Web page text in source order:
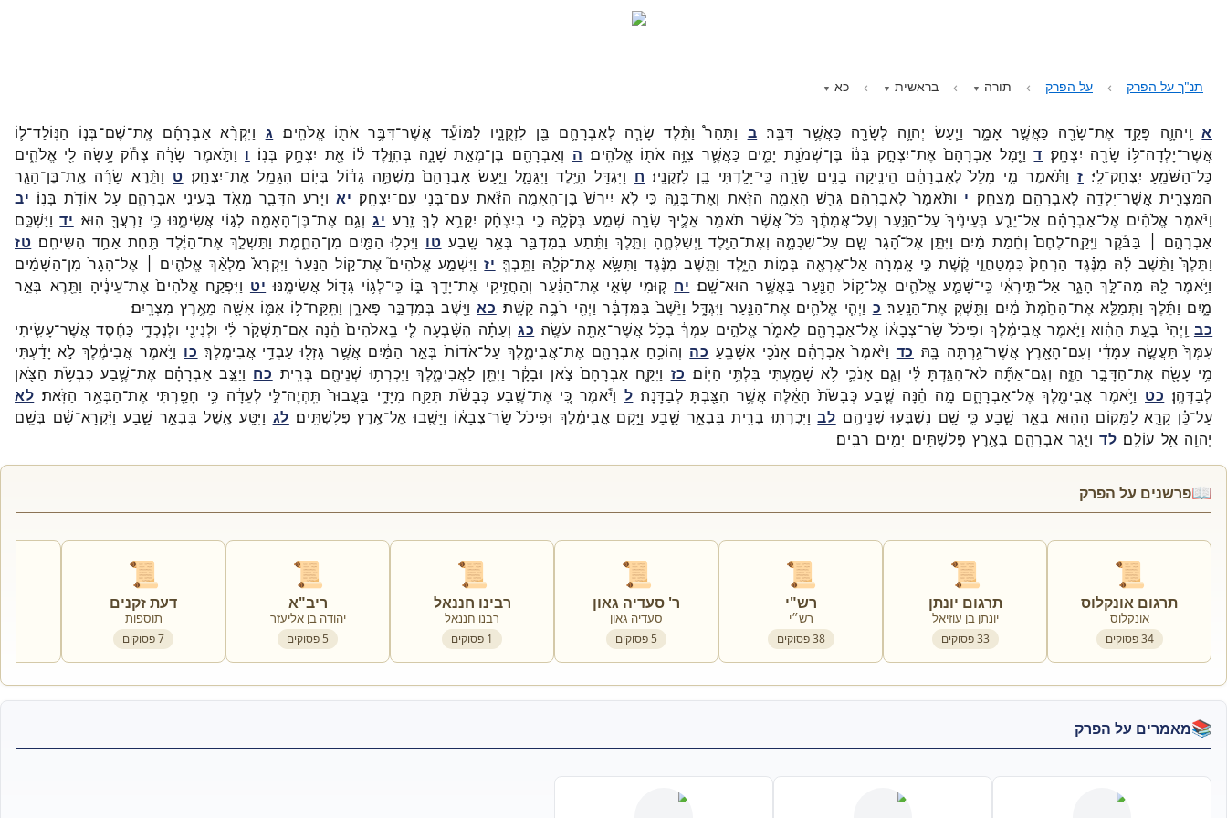
תנ"ך על הפרק על הפרק תורה בראשית כא
א וַֽיהוָ֛ה פָּקַ֥ד אֶת־שָׂרָ֖ה כַּאֲשֶׁ֣ר אָמָ֑ר וַיַּ֧עַשׂ יְהוָ֛ה לְשָׂרָ֖ה כַּאֲשֶׁ֥ר דִּבֵּֽר׃ ב וַתַּהַר֩ וַתֵּ֨לֶד שָׂרָ֧ה לְאַבְרָהָ֛ם בֵּ֖ן לִזְקֻנָ֑יו לַמּוֹעֵ֕ד אֲשֶׁר־דִּבֶּ֥ר אֹת֖וֹ אֱלֹהִֽים׃ ג וַיִּקְרָ֨א אַבְרָהָ֜ם אֶֽת־שֶׁם־בְּנ֧וֹ הַנּֽוֹלַד־ל֛וֹ
אֲשֶׁר־יָלְדָה־לּ֥וֹ שָׂרָ֖ה יִצְחָֽק׃ ד וַיָּ֤מָל אַבְרָהָם֙ אֶת־יִצְחָ֣ק בְּנ֔וֹ בֶּן־שְׁמֹנַ֖ת יָמִ֑ים כַּאֲשֶׁ֛ר צִוָּ֥ה אֹת֖וֹ אֱלֹהִֽים׃ ה וְאַבְרָהָ֖ם בֶּן־מְאַ֣ת שָׁנָ֑ה בְּהִוָּ֣לֶד ל֔וֹ אֵ֖ת יִצְחָ֥ק בְּנֽוֹ׃ ו וַתֹּ֣אמֶר שָׂרָ֔ה צְחֹ֕ק עָ֥שָׂה לִ֖י אֱלֹהִ֑ים
כָּל־הַשֹּׁמֵ֖עַ יִֽצְחַק־לִֽי׃ ז וַתֹּ֗אמֶר מִ֤י מִלֵּל֙ לְאַבְרָהָ֔ם הֵינִ֥יקָה בָנִ֖ים שָׂרָ֑ה כִּֽי־יָלַ֥דְתִּי בֵ֖ן לִזְקֻנָֽיו׃ ח וַיִּגְדַּ֥ל הַיֶּ֖לֶד וַיִּגָּמַ֑ל וַיַּ֤עַשׂ אַבְרָהָם֙ מִשְׁתֶּ֣ה גָד֔וֹל בְּי֖וֹם הִגָּמֵ֥ל אֶת־יִצְחָֽק׃ ט וַתֵּ֨רֶא שָׂרָ֜ה אֶֽת־בֶּן־הָגָ֧ר
הַמִּצְרִ֛ית אֲשֶׁר־יָלְדָ֥ה לְאַבְרָהָ֖ם מְצַחֵֽק׃ י וַתֹּ֙אמֶר֙ לְאַבְרָהָ֔ם גָּרֵ֛שׁ הָאָמָ֥ה הַזֹּ֖את וְאֶת־בְּנָ֑הּ כִּ֣י לֹ֤א יִירַשׁ֙ בֶּן־הָאָמָ֣ה הַזֹּ֔את עִם־בְּנִ֖י עִם־יִצְחָֽק׃ יא וַיֵּ֧רַע הַדָּבָ֛ר מְאֹ֖ד בְּעֵינֵ֣י אַבְרָהָ֑ם עַ֖ל אוֹדֹ֥ת בְּנֽוֹ׃ יב
וַיֹּ֨אמֶר אֱלֹהִ֜ים אֶל־אַבְרָהָ֗ם אַל־יֵרַ֤ע בְּעֵינֶ֙יךָ֙ עַל־הַנַּ֣עַר וְעַל־אֲמָתֶ֔ךָ כֹּל֩ אֲשֶׁ֨ר תֹּאמַ֥ר אֵלֶ֛יךָ שָׂרָ֖ה שְׁמַ֣ע בְּקֹלָ֑הּ כִּ֣י בְיִצְחָ֔ק יִקָּרֵ֥א לְךָ֖ זָֽרַע׃ יג וְגַ֥ם אֶת־בֶּן־הָאָמָ֖ה לְג֣וֹי אֲשִׂימֶ֑נּוּ כִּ֥י זַרְעֲךָ֖ הֽוּא׃ יד וַיַּשְׁכֵּ֣ם
אַבְרָהָ֣ם ׀
בַּבֹּ֡קֶר וַיִּֽקַּֽח־לֶחֶם֩ וְחֵ֨מַת מַ֜יִם וַיִּתֵּ֣ן אֶל־הָ֠גָר שָׂ֧ם עַל־שִׁכְמָ֛הּ וְאֶת־הַיֶּ֖לֶד וַֽיְשַׁלְּחֶ֑הָ וַתֵּ֣לֶךְ וַתֵּ֔תַע בְּמִדְבַּ֖ר בְּאֵ֥ר שָֽׁבַע׃ טו וַיִּכְל֥וּ הַמַּ֖יִם מִן־הַחֵ֑מֶת וַתַּשְׁלֵ֣ךְ אֶת־הַיֶּ֔לֶד תַּ֖חַת אַחַ֥ד הַשִּׂיחִֽם׃ טז
וַתֵּלֶךְ֩ וַתֵּ֨שֶׁב לָ֜הּ מִנֶּ֗גֶד הַרְחֵק֙ כִּמְטַחֲוֵ֣י קֶ֔שֶׁת כִּ֣י אָֽמְרָ֔ה אַל־אֶרְאֶ֖ה בְּמ֣וֹת הַיָּ֑לֶד וַתֵּ֣שֶׁב מִנֶּ֔גֶד וַתִּשָּׂ֥א אֶת־קֹלָ֖הּ וַתֵּֽבְךְּ׃ יז וַיִּשְׁמַ֣ע אֱלֹהִים֮ אֶת־ק֣וֹל הַנַּעַר֒ וַיִּקְרָא֩ מַלְאַ֨ךְ אֱלֹהִ֤ים ׀ אֶל־הָגָר֙ מִן־הַשָּׁמַ֔יִם
וַיֹּ֥אמֶר לָ֖הּ מַה־לָּ֣ךְ הָגָ֑ר אַל־תִּ֣ירְאִ֔י כִּֽי־שָׁמַ֧ע אֱלֹהִ֛ים אֶל־ק֥וֹל הַנַּ֖עַר בַּאֲשֶׁ֥ר הוּא־שָֽׁם׃ יח ק֚וּמִי שְׂאִ֣י אֶת־הַנַּ֔עַר וְהַחֲזִ֥יקִי אֶת־יָדֵ֖ךְ בּ֑וֹ כִּֽי־לְג֥וֹי גָּד֖וֹל אֲשִׂימֶֽנּוּ׃ יט וַיִּפְקַ֤ח אֱלֹהִים֙ אֶת־עֵינֶ֔יהָ וַתֵּ֖רֶא בְּאֵ֣ר
מָ֑יִם וַתֵּ֜לֶךְ וַתְּמַלֵּ֤א אֶת־הַחֵ֙מֶת֙ מַ֔יִם וַתַּ֖שְׁקְ אֶת־הַנָּֽעַר׃ כ וַיְהִ֧י אֱלֹהִ֛ים אֶת־הַנַּ֖עַר וַיִּגְדָּ֑ל וַיֵּ֙שֶׁב֙ בַּמִּדְבָּ֔ר וַיְהִ֖י רֹבֶ֥ה קַשָּֽׁת׃ כא וַיֵּ֖שֶׁב בְּמִדְבַּ֣ר פָּארָ֑ן וַתִּֽקַּֽח־ל֥וֹ אִמּ֛וֹ אִשָּׁ֖ה מֵאֶ֥רֶץ מִצְרָֽיִם׃
כב וַֽיְהִי֙ בָּעֵ֣ת הַהִ֔וא וַיֹּ֣אמֶר אֲבִימֶ֗לֶךְ וּפִיכֹל֙ שַׂר־צְבָא֔וֹ אֶל־אַבְרָהָ֖ם לֵאמֹ֑ר אֱלֹהִ֣ים עִמְּךָ֔ בְּכֹ֥ל אֲשֶׁר־אַתָּ֖ה עֹשֶֽׂה׃ כג וְעַתָּ֗ה הִשָּׁ֨בְעָה לִּ֤י בֵֽאלֹהִים֙ הֵ֔נָּה אִם־תִּשְׁקֹ֣ר לִ֔י וּלְנִינִ֖י וּלְנֶכְדִּ֑י כַּחֶ֜סֶד אֲשֶׁר־עָשִׂ֤יתִי
עִמְּךָ֙ תַּעֲשֶׂ֣ה עִמָּדִ֔י וְעִם־הָאָ֖רֶץ אֲשֶׁר־גַּ֥רְתָּה בָּֽהּ׃ כד וַיֹּ֙אמֶר֙ אַבְרָהָ֔ם אָנֹכִ֖י אִשָּׁבֵֽעַ׃ כה וְהוֹכִ֥חַ אַבְרָהָ֖ם אֶת־אֲבִימֶ֑לֶךְ עַל־אֹדוֹת֙ בְּאֵ֣ר הַמַּ֔יִם אֲשֶׁ֥ר גָּזְל֖וּ עַבְדֵ֥י אֲבִימֶֽלֶךְ׃ כו וַיֹּ֣אמֶר אֲבִימֶ֔לֶךְ לֹ֣א יָדַ֔עְתִּי
מִ֥י עָשָׂ֖ה אֶת־הַדָּבָ֣ר הַזֶּ֑ה וְגַם־אַתָּ֞ה לֹא־הִגַּ֣דְתָּ לִּ֗י וְגַ֧ם אָנֹכִ֛י לֹ֥א שָׁמַ֖עְתִּי בִּלְתִּ֥י הַיּֽוֹם׃ כז וַיִּקַּ֤ח אַבְרָהָם֙ צֹ֣אן וּבָקָ֔ר וַיִּתֵּ֖ן לַאֲבִימֶ֑לֶךְ וַיִּכְרְת֥וּ שְׁנֵיהֶ֖ם בְּרִֽית׃ כח וַיַּצֵּ֣ב אַבְרָהָ֗ם אֶת־שֶׁ֛בַע כִּבְשֹׂ֥ת הַצֹּ֖אן
לְבַדְּהֶֽן׃ כט וַיֹּ֥אמֶר אֲבִימֶ֖לֶךְ אֶל־אַבְרָהָ֑ם מָ֣ה הֵ֗נָּה שֶׁ֤בַע כְּבָשֹׂת֙ הָאֵ֔לֶּה אֲשֶׁ֥ר הִצַּ֖בְתָּ לְבַדָּֽנָה׃ ל וַיֹּ֕אמֶר כִּ֚י אֶת־שֶׁ֣בַע כְּבָשֹׂ֔ת תִּקַּ֖ח מִיָּדִ֑י בַּעֲבוּר֙ תִּֽהְיֶה־לִּ֣י לְעֵדָ֔ה כִּ֥י חָפַ֖רְתִּי אֶת־הַבְּאֵ֥ר הַזֹּֽאת׃ לא
עַל־כֵּ֗ן קָרָ֛א לַמָּק֥וֹם הַה֖וּא בְּאֵ֣ר שָׁ֑בַע כִּ֛י שָׁ֥ם נִשְׁבְּע֖וּ שְׁנֵיהֶֽם׃ לב וַיִּכְרְת֥וּ בְרִ֖ית בִּבְאֵ֣ר שָׁ֑בַע וַיָּ֣קָם אֲבִימֶ֗לֶךְ וּפִיכֹל֙ שַׂר־צְבָא֔וֹ וַיָּשֻׁ֖בוּ אֶל־אֶ֥רֶץ פְּלִשְׁתִּֽים׃ לג וַיִּטַּ֥ע אֶ֖שֶׁל בִּבְאֵ֣ר שָׁ֑בַע וַיִּ֨קְרָא־שָׁ֔ם בְּשֵׁ֥ם
יְהוָ֖ה אֵ֥ל עוֹלָֽם׃ לד וַיָּ֧גָר אַבְרָהָ֛ם בְּאֶ֥רֶץ פְּלִשְׁתִּ֖ים יָמִ֥ים רַבִּֽים׃
📖פרשנים על הפרק
📜
תרגום אונקלוס
אונקלוס
34פסוקים
📜
תרגום יונתן
יונתן בן עוזיאל
33פסוקים
📜
רש"י
רש״י
38פסוקים
📜
ר' סעדיה גאון
סעדיה גאון
5פסוקים
📜
רבינו חננאל
רבנו חננאל
1 פסוקים
📜
ריב"א
יהודה בן אליעזר
5פסוקים
📜
דעת זקנים
תוספות
7פסוקים
📚מאמרים על הפרק